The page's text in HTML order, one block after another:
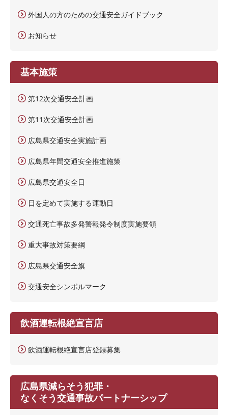
外国人の方のための交通安全ガイドブック
お知らせ
基本施策
第12次交通安全計画
第11次交通安全計画
広島県交通安全実施計画
広島県年間交通安全推進施策
広島県交通安全日
日を定めて実施する運動日
交通死亡事故多発警報発令制度実施要領
重大事故対策要綱
広島県交通安全旗
交通安全シンボルマーク
飲酒運転根絶宣言店
飲酒運転根絶宣言店登録募集
広島県減らそう犯罪・
なくそう交通事故パートナーシップ